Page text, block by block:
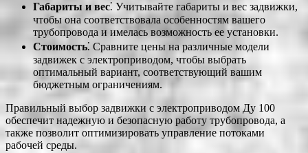
Габариты и вес⁚ Учитывайте габариты и вес задвижки,
чтобы она соответствовала особенностям вашего
трубопровода и имелась возможность ее установки.
Стоимость⁚ Сравните цены на различные модели
задвижек с электроприводом, чтобы выбрать
оптимальный вариант, соответствующий вашим
бюджетным ограничениям.
Правильный выбор задвижки с электроприводом Ду 100
обеспечит надежную и безопасную работу трубопровода, а
также позволит оптимизировать управление потоками
рабочей среды.